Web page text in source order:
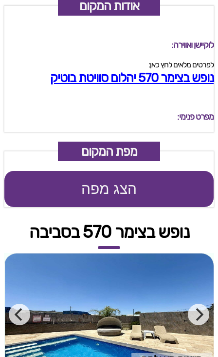
אודות המקום
לוקיישן ואווירה:
לפרטים מלאים לחץ כאן:
נופש בצימר 570 יהלום סוויטת בוטיק
מפרט פנימי:
מפת המקום
הצג מפה
נופש בצימר 570 בסביבה